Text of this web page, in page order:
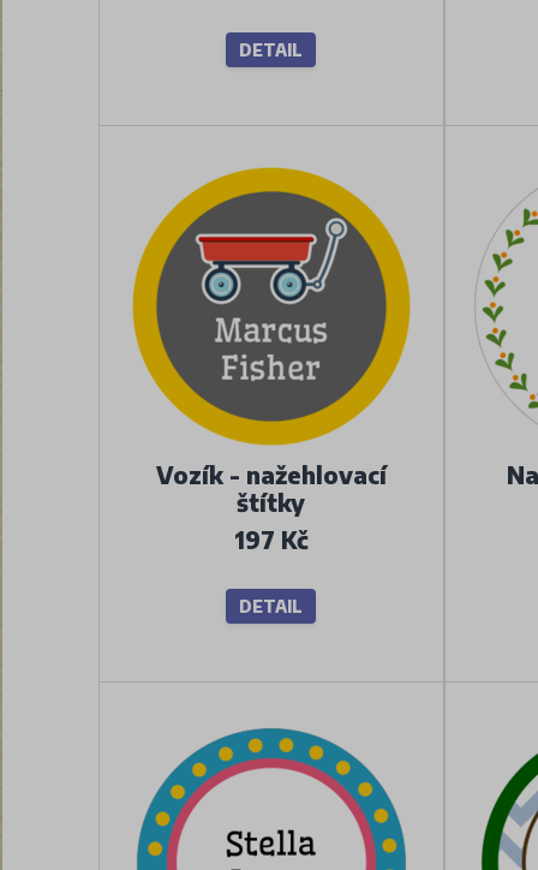
DETAIL
Vozík - nažehlovací
štítky
197 Kč
DETAIL